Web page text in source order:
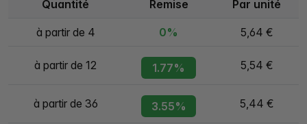
Quantité Remise Par unité
à partir de 4 0% 5,64 €
à partir de 12 1.77% 5,54 €
à partir de 36 3.55% 5,44 €